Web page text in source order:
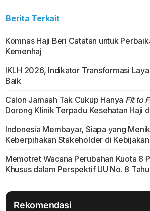
Berita Terkait
Komnas Haji Beri Catatan untuk
Kemenhaj
IKLH 2026, Indikator Transformasi
Baik
Calon Jamaah Tak Cukup Hanya Fit to
Dorong Klinik Terpadu Kesehatan Haji
Indonesia Membayar, Siapa yang
Keberpihakan Stakeholder di Kebijakan
Memotret Wacana Perubahan Kuota 8
Khusus dalam Perspektif UU No. 8
Rekomendasi